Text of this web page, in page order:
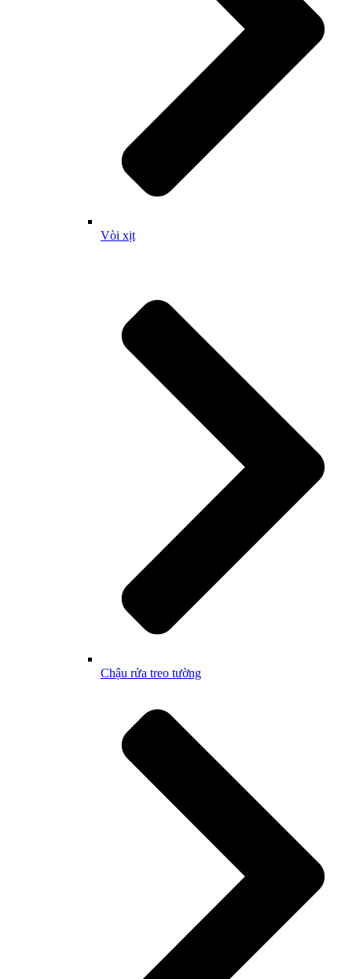
Vòi xịt
Chậu rửa treo tường